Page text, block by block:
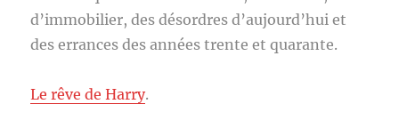
d’immobilier, des désordres d’aujourd’hui et
des errances des années trente et quarante.
Le rêve de Harry.